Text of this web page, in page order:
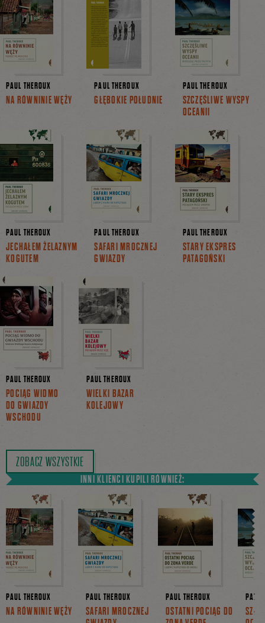
PAUL THEROUX
NA RÓWNINIE WĘŻY
PAUL THEROUX
GŁĘBOKIE POŁUDNIE
PAUL THEROUX
SZCZĘŚLIWE WYSPY
OCEANII
PAUL THEROUX
JECHAŁEM ŻELAZNYM
KOGUTEM
PAUL THEROUX
SAFARI MROCZNEJ
GWIAZDY
PAUL THEROUX
STARY EKSPRES
PATAGOŃSKI
PAUL THEROUX
POCIĄG WIDMO
DO GWIAZDY
WSCHODU
PAUL THEROUX
WIELKI BAZAR
KOLEJOWY
ZOBACZ WSZYSTKIE
INNI KLIENCI KUPILI RÓWNIEŻ:
PAUL THEROUX
NA RÓWNINIE WĘŻY
PAUL THEROUX
SAFARI MROCZNEJ
PAUL THEROUX
OSTATNI POCIĄG DO
PAUL